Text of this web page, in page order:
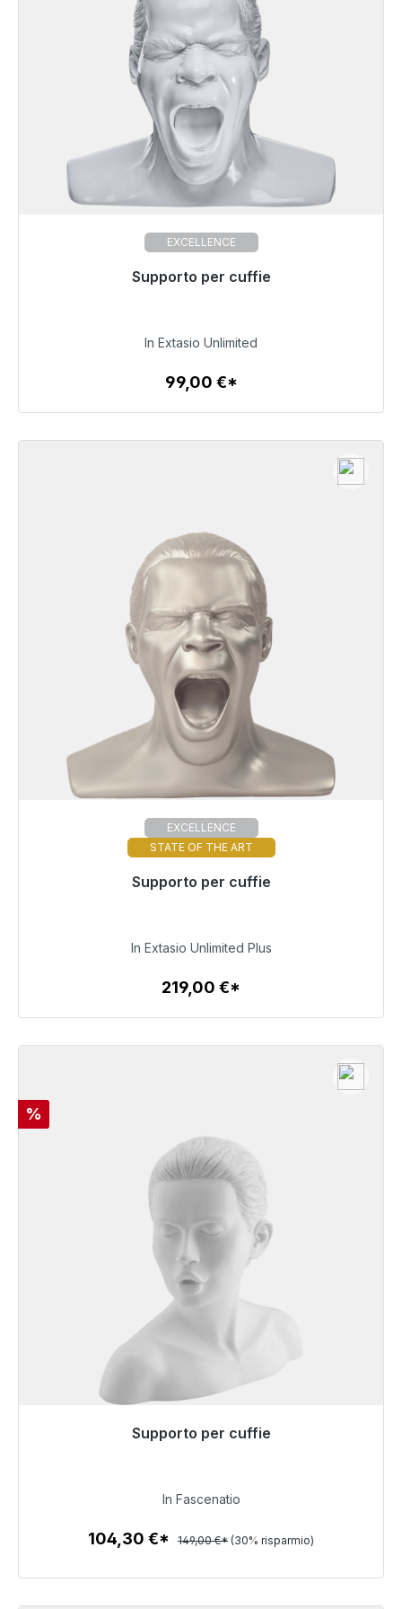
EXCELLENCE
Supporto per cuffie
Pronto per la spedizione immediata, tempo di
99,00 €
Dettagli
In Extasio Unlimited
99,00 €*
EXCELLENCE
STATE OF THE ART
Supporto per cuffie
Pronto per la spedizione immediata, tempo di
219,00 €
Dettagli
In Extasio Unlimited Plus
219,00 €*
Sconto
%
Supporto per cuffie
Pronto per la spedizione immediata, tempo di
104,30 €
In Fascenatio
104,30 €* 149,00 €* (30% risparmio)